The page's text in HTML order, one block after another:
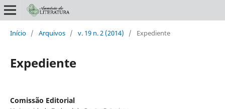
Início / Arquivos / v. 19 n. 2 (2014) / Expediente
Expediente
Comissão Editorial